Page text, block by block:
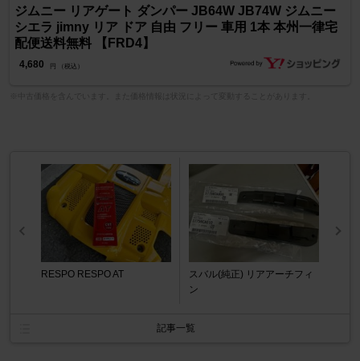
ジムニー リアゲート ダンパー JB64W JB74W ジムニー
シエラ jimny リア ドア 自由 フリー 車用 1本 本州一律宅
配便送料無料 【FRD4】
4,680 円 （税込）
RESPO RESPO AT
スバル(純正) リアアーチフィ
ン
記事一覧